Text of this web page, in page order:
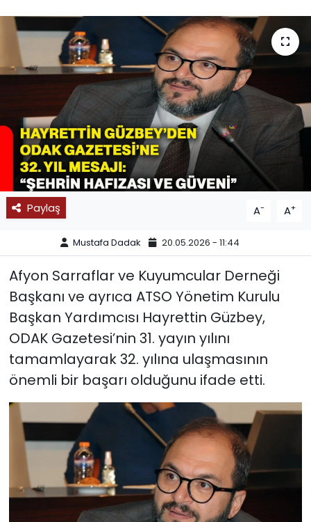
Paylaş A- A+
Mustafa Dadak 20.05.2026 - 11:44
Afyon Sarraflar ve Kuyumcular Derneği
Başkanı ve ayrıca ATSO Yönetim Kurulu
Başkan Yardımcısı Hayrettin Güzbey,
ODAK Gazetesi’nin 31. yayın yılını
tamamlayarak 32. yılına ulaşmasının
önemli bir başarı olduğunu ifade etti.
SAĞLIK
SPOR
11:11 MANŞET
Haber Arşivi